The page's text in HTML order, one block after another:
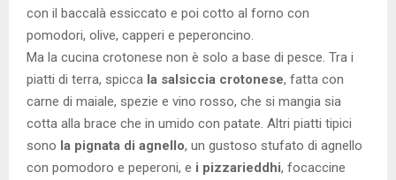
con il baccalà essiccato e poi cotto al forno con
pomodori, olive, capperi e peperoncino.
Ma la cucina crotonese non è solo a base di pesce. Tra i
piatti di terra, spicca la salsiccia crotonese, fatta con
carne di maiale, spezie e vino rosso, che si mangia sia
cotta alla brace che in umido con patate. Altri piatti tipici
sono la pignata di agnello, un gustoso stufato di agnello
con pomodoro e peperoni, e i pizzarieddhi, focaccine